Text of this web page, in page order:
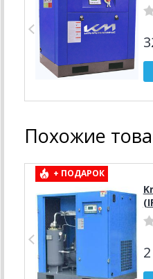
Похожие
+ ПОДАРОК